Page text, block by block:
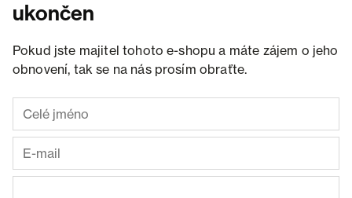
ukončen
Pokud jste majitel tohoto e-shopu a máte zájem o jeho
obnovení, tak se na nás prosím obraťte.